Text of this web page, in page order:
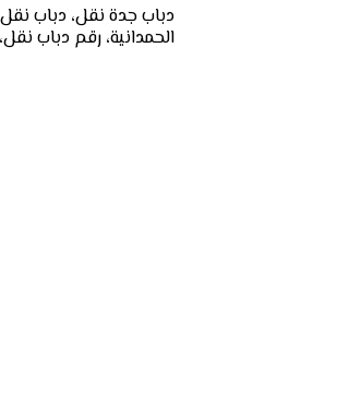
دباب جدة نقل، دباب
الحمدانية، رقم دباب